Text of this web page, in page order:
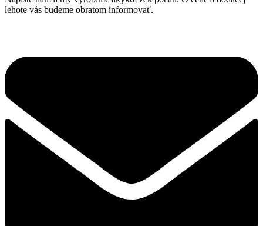
The
options
on
lehote vás budeme obratom informovať.